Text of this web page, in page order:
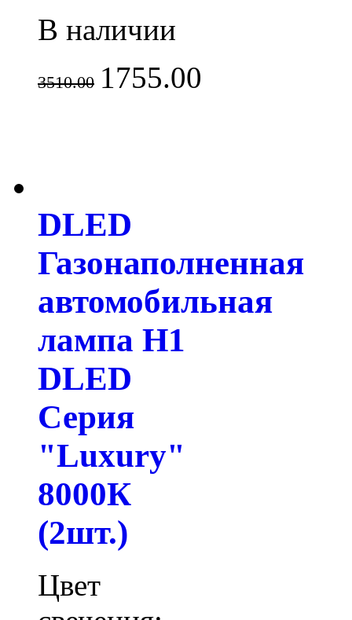
В наличии
3510.00 1755.00
DLED
Газонаполненная
автомобильная
лампа H1
DLED
Серия
"Luxury"
8000К
(2шт.)
Цвет